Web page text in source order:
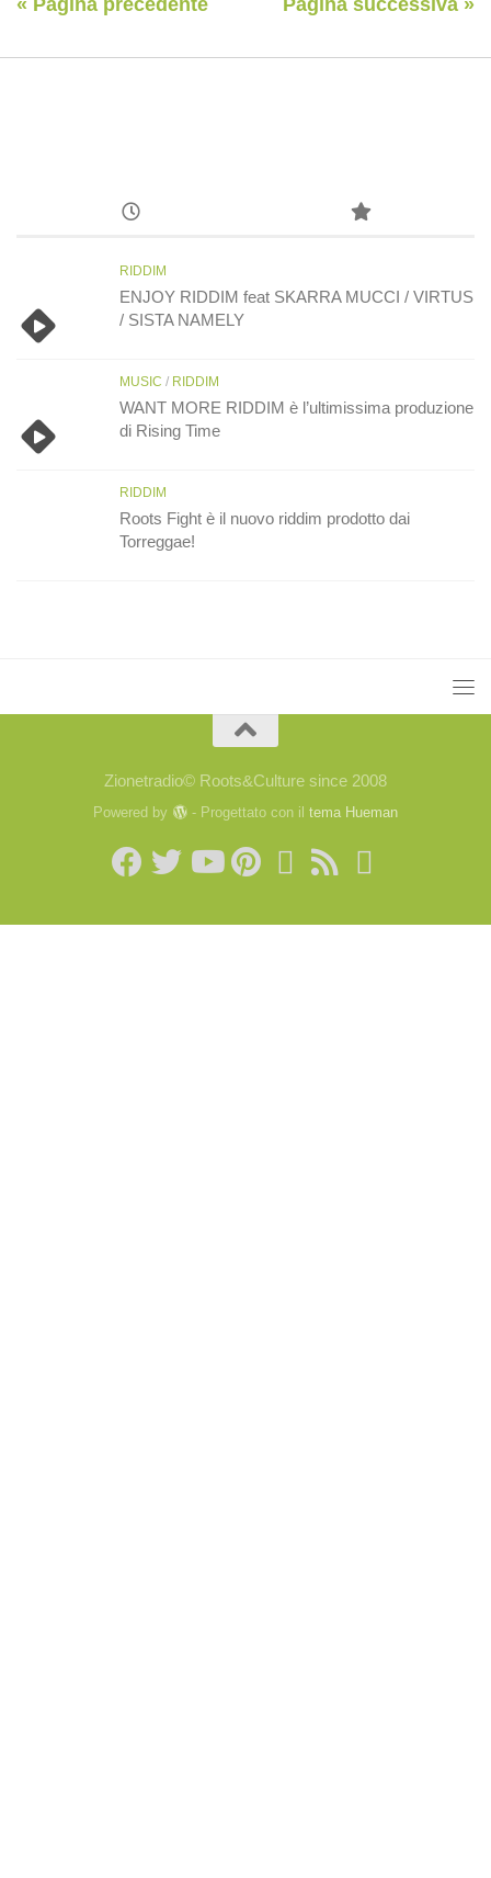
RIDDIM
ENJOY RIDDIM feat SKARRA MUCCI / VIRTUS
/ SISTA NAMELY
MUSIC / RIDDIM
WANT MORE RIDDIM è l’ultimissima produzione
di Rising Time
RIDDIM
Roots Fight è il nuovo riddim prodotto dai
Torreggae!
Zionetradio© Roots&Culture since 2008
Powered by - Progettato con il tema Hueman